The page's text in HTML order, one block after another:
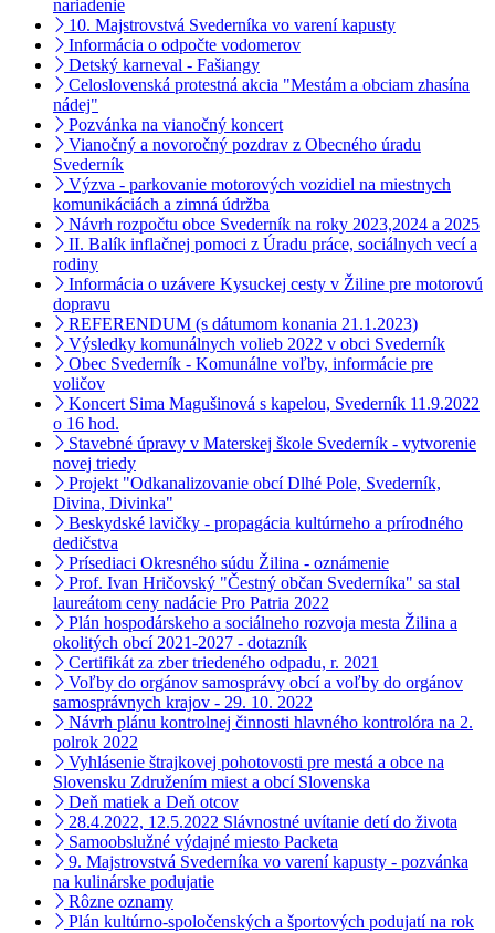
nariadenie
10. Majstrovstvá Svederníka vo varení kapusty
Informácia o odpočte vodomerov
Detský karneval - Fašiangy
Celoslovenská protestná akcia "Mestám a obciam zhasína
nádej"
Pozvánka na vianočný koncert
Vianočný a novoročný pozdrav z Obecného úradu
Svederník
Výzva - parkovanie motorových vozidiel na miestnych
komunikáciách a zimná údržba
Návrh rozpočtu obce Svederník na roky 2023,2024 a 2025
II. Balík inflačnej pomoci z Úradu práce, sociálnych vecí a
rodiny
Informácia o uzávere Kysuckej cesty v Žiline pre motorovú
dopravu
REFERENDUM (s dátumom konania 21.1.2023)
Výsledky komunálnych volieb 2022 v obci Svederník
Obec Svederník - Komunálne voľby, informácie pre
voličov
Koncert Sima Magušinová s kapelou, Svederník 11.9.2022
o 16 hod.
Stavebné úpravy v Materskej škole Svederník - vytvorenie
novej triedy
Projekt "Odkanalizovanie obcí Dlhé Pole, Svederník,
Divina, Divinka"
Beskydské lavičky - propagácia kultúrneho a prírodného
dedičstva
Prísediaci Okresného súdu Žilina - oznámenie
Prof. Ivan Hričovský "Čestný občan Svederníka" sa stal
laureátom ceny nadácie Pro Patria 2022
Plán hospodárskeho a sociálneho rozvoja mesta Žilina a
okolitých obcí 2021-2027 - dotazník
Certifikát za zber triedeného odpadu, r. 2021
Voľby do orgánov samosprávy obcí a voľby do orgánov
samosprávnych krajov - 29. 10. 2022
Návrh plánu kontrolnej činnosti hlavného kontrolóra na 2.
polrok 2022
Vyhlásenie štrajkovej pohotovosti pre mestá a obce na
Slovensku Združením miest a obcí Slovenska
Deň matiek a Deň otcov
28.4.2022, 12.5.2022 Slávnostné uvítanie detí do života
Samoobslužné výdajné miesto Packeta
9. Majstrovstvá Svederníka vo varení kapusty - pozvánka
na kulinárske podujatie
Rôzne oznamy
Plán kultúrno-spoločenských a športových podujatí na rok